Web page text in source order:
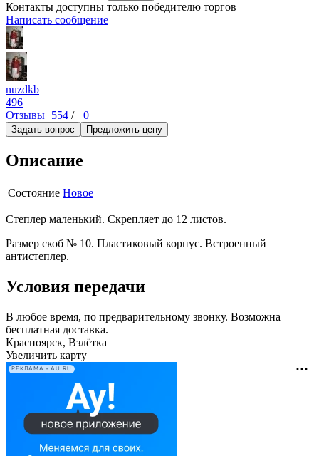
Контакты доступны только победителю торгов
Написать сообщение
nuzdkb
496
Отзывы+554 /−0
Задать вопрос Предложить цену
Описание
Состояние Новое
Степлер маленький. Скрепляет до 12 листов.
Размер скоб № 10. Пластиковый корпус. Встроенный
антистеплер.
Условия передачи
В любое время, по предварительному звонку. Возможна
бесплатная доставка.
Красноярск, Взлётка
Увеличить карту
РЕКЛАМА • AU.RU